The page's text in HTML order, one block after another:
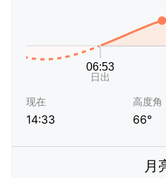
现在
14:33
高度角
66°
月